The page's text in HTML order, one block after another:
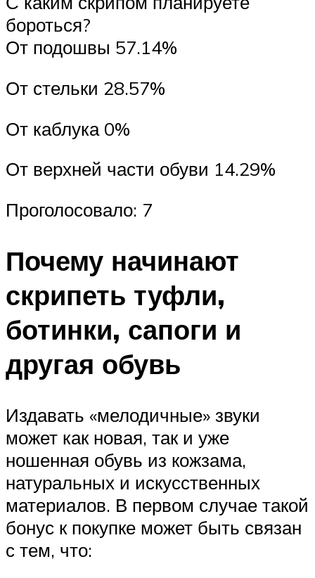
бороться?
От подошвы 57.14%
От стельки 28.57%
От каблука 0%
От верхней части обуви 14.29%
Проголосовало: 7
Почему начинают
скрипеть туфли,
ботинки, сапоги и
другая обувь
Издавать «мелодичные» звуки
может как новая, так и уже
ношенная обувь из кожзама,
натуральных и искусственных
материалов. В первом случае такой
бонус к покупке может быть связан
с тем, что: